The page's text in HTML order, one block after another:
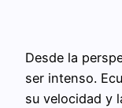
Desde la
ser intenso.
su velocidad y